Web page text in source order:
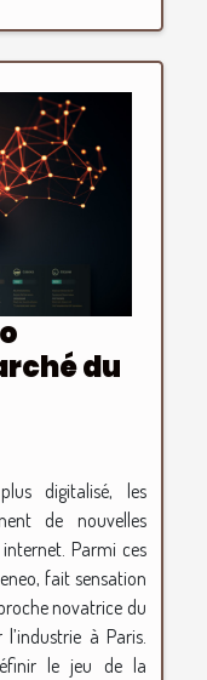
du
digitalisé, les
de nouvelles
Parmi ces
fait sensation
novatrice du
à Paris.
le jeu de la